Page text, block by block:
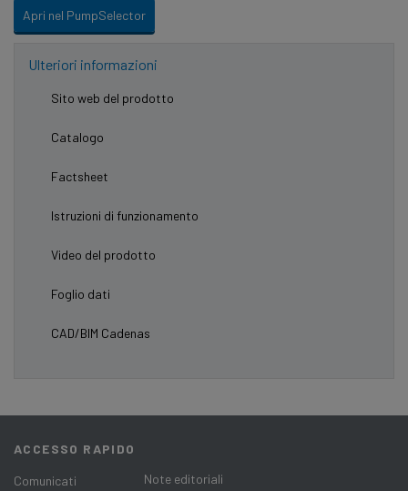
Apri nel PumpSelector
Ulteriori informazioni
Sito web del prodotto
Catalogo
Factsheet
Istruzioni di funzionamento
Video del prodotto
Foglio dati
CAD/BIM Cadenas
ACCESSO RAPIDO
Comunicati
Note editoriali